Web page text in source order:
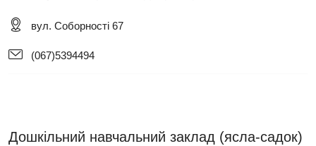
вул. Соборності 67
(067)5394494
Дошкільний навчальний заклад (ясла-садок)